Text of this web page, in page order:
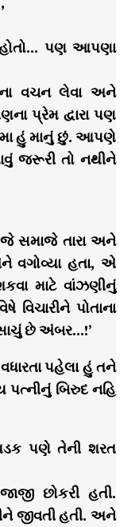
પણ આપણા
વચન લેવા અને
પ્રેમ દ્વારા પણ
હું માનું છું. આપણે
જરૂરી તો નથીને
સમાજે તારા અને
વગોવ્યા હતા, એ
માટે વાંઝણીનું
પોતાના
સાચું છે અંબર…!’
પહેલા હું તને
બિરુદ નહિ
પણે તેની શરત
છોકરી હતી.
જીવતી હતી. અને